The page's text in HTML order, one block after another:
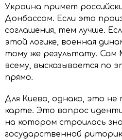
Украина примет
Донбассом. Если это
соглашения, тем лучше.
этой логике, военная
тому же результату. Сам
всему, высказывается по
прямо.
Для Киева, однако, это
карте. Это вопрос
на котором строилась
государственной